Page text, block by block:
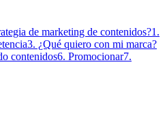
de marketing de contenidos?1.
3. ¿Qué quiero con mi marca?
contenidos6. Promocionar7.